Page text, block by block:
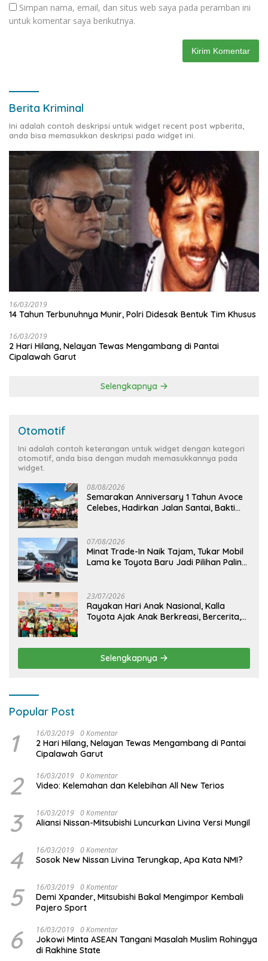
Simpan nama, email, dan situs web saya pada peramban ini
untuk komentar saya berikutnya.
Berita Kriminal
Ini adalah contoh deskripsi untuk widget recent post wpberita,
anda bisa memasukkan deskripsi pada widget ini.
16/03/2019
14 Tahun Terbunuhnya Munir, Polri Didesak Bentuk Tim Khusus
16/03/2019
2 Hari Hilang, Nelayan Tewas Mengambang di Pantai
Cipalawah Garut
Selengkapnya
Otomotif
Ini adalah contoh keterangan untuk widget dengan kategori
otomotif, anda bisa dengan mudah memasukkannya pada
widget.
08/08/2026
Semarakan Anniversary 1 Tahun Avoce
Celebes, Hadirkan Jalan Santai, Bakti
07/08/2026
Minat Trade-In Naik Tajam, Tukar Mobil
Lama ke Toyota Baru Jadi Pilihan Paling
23/07/2026
Rayakan Hari Anak Nasional, Kalla
Toyota Ajak Anak Berkreasi, Bercerita,
Selengkapnya
Popular Post
1 16/03/2019 0 Komentar
2 Hari Hilang, Nelayan Tewas Mengambang di Pantai
Cipalawah Garut
2 16/03/2019 0 Komentar
Video: Kelemahan dan Kelebihan All New Terios
3 16/03/2019 0 Komentar
Aliansi Nissan-Mitsubishi Luncurkan Livina Versi Mungil
4 16/03/2019 0 Komentar
Sosok New Nissan Livina Terungkap, Apa Kata NMI?
5 16/03/2019 0 Komentar
Demi Xpander, Mitsubishi Bakal Mengimpor Kembali
Pajero Sport
6 16/03/2019 0 Komentar
Jokowi Minta ASEAN Tangani Masalah Muslim Rohingya
di Rakhine State